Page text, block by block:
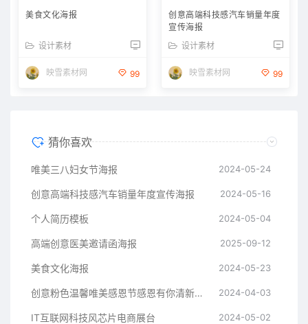
美食文化海报
设计素材
映雪素材网 99
创意高端科技感汽车销量年度
宣传海报
设计素材
映雪素材网 99
猜你喜欢
唯美三八妇女节海报 2024-05-24
创意高端科技感汽车销量年度宣传海报 2024-05-16
个人简历模板 2024-05-04
高端创意医美邀请函海报 2025-09-12
美食文化海报 2024-05-23
创意粉色温馨唯美感恩节感恩有你清新海报 2024-04-03
IT互联网科技风芯片电商展台 2024-05-02